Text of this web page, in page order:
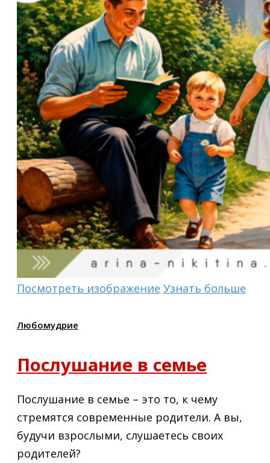
Посмотреть изображение Узнать больше
Любомудрие
Послушание в семье
Послушание в семье – это то, к чему
стремятся современные родители. А вы,
будучи взрослыми, слушаетесь своих
родителей?